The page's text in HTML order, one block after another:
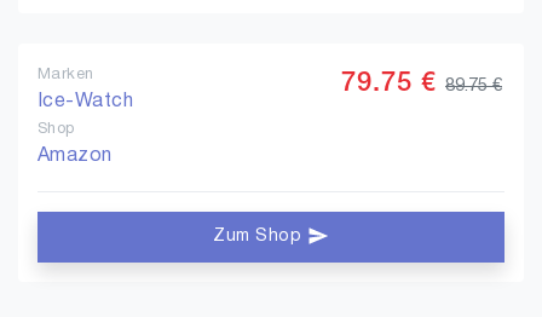
Marken
Ice-Watch
Shop
Amazon
79.75 € 89.75 €
Zum Shop